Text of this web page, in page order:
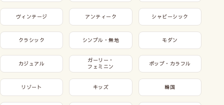
ヴィンテージ アンティーク シャビーシック
クラシック シンプル・無地 モダン
カジュアル
ガーリー・
フェミニン
ポップ・カラフル
リゾート キッズ 韓国